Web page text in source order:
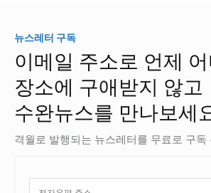
뉴스레터 구독
이메일 주소로 언제
장소에 구애받지 않고
수완뉴스를 만나보세
격월로 발행되는 뉴스레터를 무료로 구독